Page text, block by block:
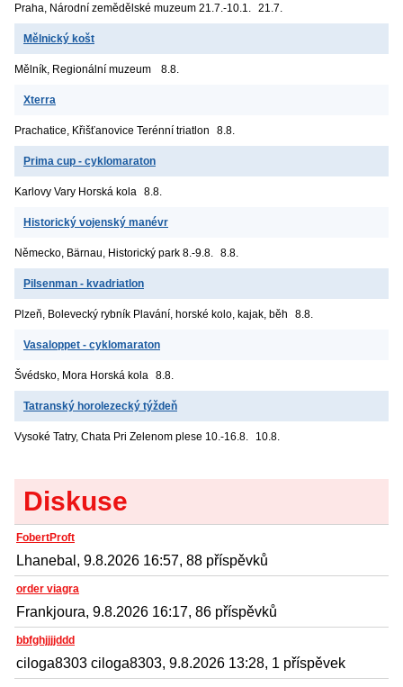
Praha, Národní zemědělské muzeum 21.7.-10.1. 21.7.
Mělnický košt
Mělník, Regionální muzeum 8.8.
Xterra
Prachatice, Křišťanovice Terénní triatlon 8.8.
Prima cup - cyklomaraton
Karlovy Vary Horská kola 8.8.
Historický vojenský manévr
Německo, Bärnau, Historický park 8.-9.8. 8.8.
Pilsenman - kvadriatlon
Plzeň, Bolevecký rybník Plavání, horské kolo, kajak, běh 8.8.
Vasaloppet - cyklomaraton
Švédsko, Mora Horská kola 8.8.
Tatranský horolezecký týždeň
Vysoké Tatry, Chata Pri Zelenom plese 10.-16.8. 10.8.
Diskuse
FobertProft
Lhanebal, 9.8.2026 16:57, 88 příspěvků
order viagra
Frankjoura, 9.8.2026 16:17, 86 příspěvků
bbfghjjjjddd
ciloga8303 ciloga8303, 9.8.2026 13:28, 1 příspěvek